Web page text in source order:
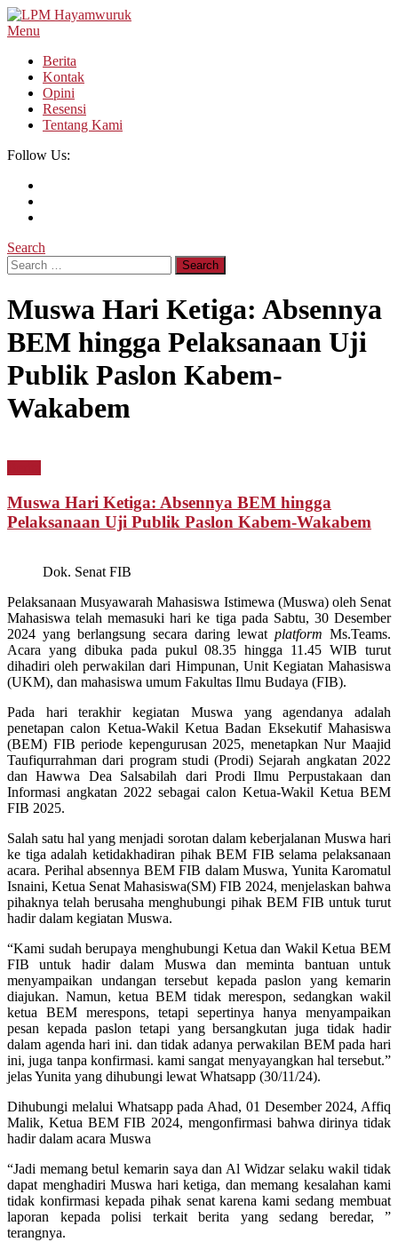
Skip
To
Menu
Berita
Kontak
Opini
Resensi
Tentang Kami
Follow Us:
Search
Search
for:
Muswa Hari Ketiga: Absennya
BEM hingga Pelaksanaan Uji
Publik Paslon Kabem-
Wakabem
Muswa Hari Ketiga: Absennya BEM hingga
Pelaksanaan Uji Publik Paslon Kabem-Wakabem
Dok. Senat FIB
Pelaksanaan Musyawarah Mahasiswa Istimewa (Muswa) oleh Senat
Mahasiswa telah memasuki hari ke tiga pada Sabtu, 30 Desember
2024 yang berlangsung secara daring lewat platform Ms.Teams.
Acara yang dibuka pada pukul 08.35 hingga 11.45 WIB turut
dihadiri oleh perwakilan dari Himpunan, Unit Kegiatan Mahasiswa
(UKM), dan mahasiswa umum Fakultas Ilmu Budaya (FIB).
Pada hari terakhir kegiatan Muswa yang agendanya adalah
penetapan calon Ketua-Wakil Ketua Badan Eksekutif Mahasiswa
(BEM) FIB periode kepengurusan 2025, menetapkan Nur Maajid
Taufiqurrahman dari program studi (Prodi) Sejarah angkatan 2022
dan Hawwa Dea Salsabilah dari Prodi Ilmu Perpustakaan dan
Informasi angkatan 2022 sebagai calon Ketua-Wakil Ketua BEM
FIB 2025.
Salah satu hal yang menjadi sorotan dalam keberjalanan Muswa hari
ke tiga adalah ketidakhadiran pihak BEM FIB selama pelaksanaan
acara. Perihal absennya BEM FIB dalam Muswa, Yunita Karomatul
Isnaini, Ketua Senat Mahasiswa(SM) FIB 2024, menjelaskan bahwa
pihaknya telah berusaha menghubungi pihak BEM FIB untuk turut
hadir dalam kegiatan Muswa.
“Kami sudah berupaya menghubungi Ketua dan Wakil Ketua BEM
FIB untuk hadir dalam Muswa dan meminta bantuan untuk
menyampaikan undangan tersebut kepada paslon yang kemarin
diajukan. Namun, ketua BEM tidak merespon, sedangkan wakil
ketua BEM merespons, tetapi sepertinya hanya menyampaikan
pesan kepada paslon tetapi yang bersangkutan juga tidak hadir
dalam agenda hari ini. dan tidak adanya perwakilan BEM pada hari
ini, juga tanpa konfirmasi. kami sangat menyayangkan hal tersebut.”
jelas Yunita yang dihubungi lewat Whatsapp (30/11/24).
Dihubungi melalui Whatsapp pada Ahad, 01 Desember 2024, Affiq
Malik, Ketua BEM FIB 2024, mengonfirmasi bahwa dirinya tidak
hadir dalam acara Muswa
“Jadi memang betul kemarin saya dan Al Widzar selaku wakil tidak
dapat menghadiri Muswa hari ketiga, dan memang kesalahan kami
tidak konfirmasi kepada pihak senat karena kami sedang membuat
laporan kepada polisi terkait berita yang sedang beredar, ”
terangnya.